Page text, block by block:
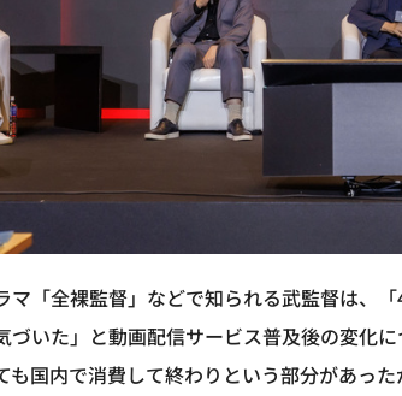
マ「全裸監督」などで知られる武監督は、
づいた」と動画配信サービス普及後の変化
も国内で消費して終わりという部分があっ